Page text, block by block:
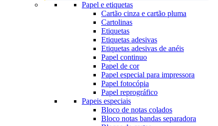
Papel e etiquetas
Cartão cinza e cartão pluma
Cartolinas
Etiquetas
Etiquetas adesivas
Etiquetas adesivas de anéis
Papel continuo
Papel de cor
Papel especial para impressora
Papel fotocópia
Papel reprográfico
Papeis especiais
Bloco de notas colados
Bloco notas bandas separadora